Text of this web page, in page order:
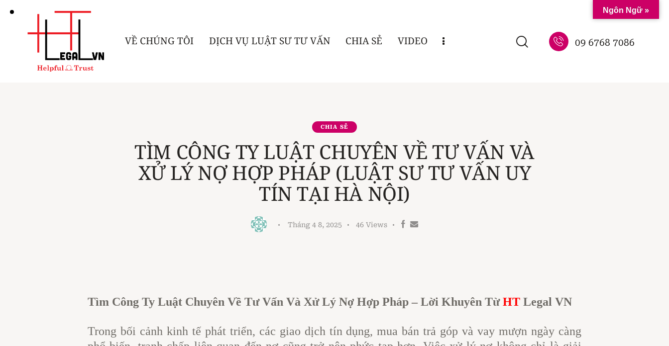
VỀ CHÚNG TÔI DỊCH VỤ LUẬT SƯ TƯ VẤN CHIA SẺ VIDEO 09 6768 7086
CHIA SẺ
TÌM CÔNG TY LUẬT CHUYÊN VỀ TƯ VẤN VÀ
XỬ LÝ NỢ HỢP PHÁP (LUẬT SƯ TƯ VẤN UY
TÍN TẠI HÀ NỘI)
Tháng 4 8, 2025 46 Views
Tìm Công Ty Luật Chuyên Về Tư Vấn Và Xử Lý Nợ Hợp Pháp – Lời Khuyên TừHT Legal VN
Trong bối cảnh kinh tế phát triển, các giao dịch tín dụng, mua bán trả góp và vay mượn ngày càng
Ngôn Ngữ »